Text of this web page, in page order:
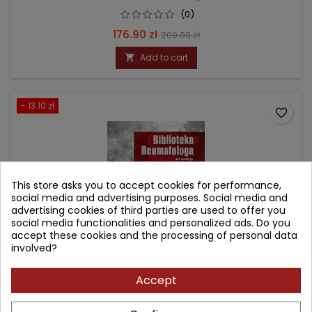
(0)
Price
176.90 zł Regular
price
209.00 zł
 Add to cart
- 13.10 zł
POLIMIALGIA REUMATYCZNA I OLBRZYMIOKOMÓRKOWE
ZAPALENIE TĘTNIC (BIBLIOTEKA REUMATOLOGA TOM 1)
favorite_border
This store asks you to accept cookies for performance,
social media and advertising purposes. Social media and
advertising cookies of third parties are used to offer you
social media functionalities and personalized ads. Do you
accept these cookies and the processing of personal data
involved?
Accept